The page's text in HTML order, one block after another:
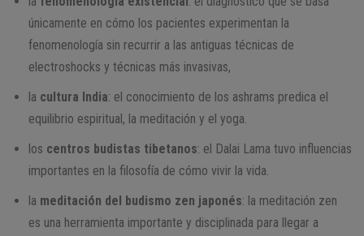
únicamente en cómo los pacientes experimentan la
fenomenología sin recurrir a las antiguas técnicas de
electroshocks y técnicas más invasivas,
la cultura India: el conocimiento de los ashrams predica el
equilibrio espiritual, la meditación y el yoga.
los centros budistas tibetanos: el Dalai Lama tuvo influencias
importantes en la filosofía de cómo vivir la vida.
la meditación del budismo zen japonés: la meditación zen
es una herramienta importante y disciplinada para llegar a